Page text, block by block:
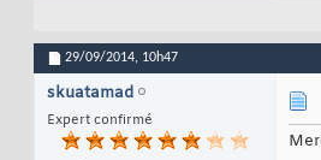
29/09/2014, 10h47
skuatamad
Expert confirmé